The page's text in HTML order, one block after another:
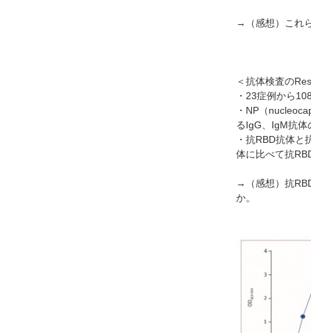
→（感想）これ
＜抗体検査の
・23症例から
・NP（
るIgG、IgM抗体
・抗RBD抗体
体に比べて抗
→（感想）抗
か。